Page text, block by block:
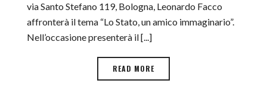
via Santo Stefano 119, Bologna, Leonardo Facco
affronterà il tema “Lo Stato, un amico immaginario”.
Nell’occasione presenterà il [...]
READ MORE